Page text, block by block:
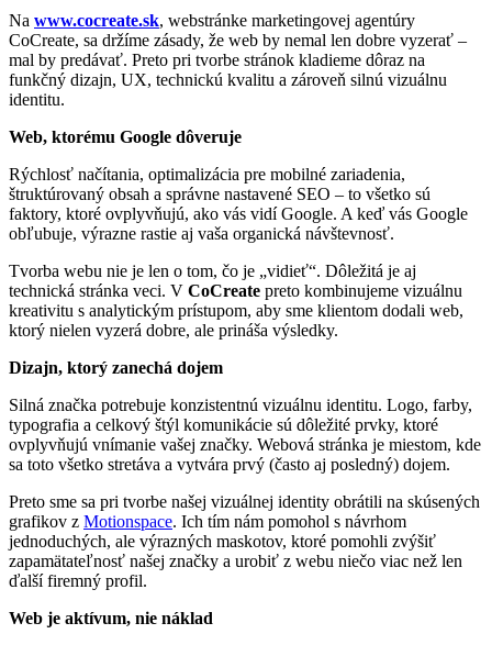
Na www.cocreate.sk, webstránke marketingovej agentúry
CoCreate, sa držíme zásady, že web by nemal len dobre vyzerať –
mal by predávať. Preto pri tvorbe stránok kladieme dôraz na
funkčný dizajn, UX, technickú kvalitu a zároveň silnú vizuálnu
identitu.
Web, ktorému Google dôveruje
Rýchlosť načítania, optimalizácia pre mobilné zariadenia,
štruktúrovaný obsah a správne nastavené SEO – to všetko sú
faktory, ktoré ovplyvňujú, ako vás vidí Google. A keď vás Google
obľubuje, výrazne rastie aj vaša organická návštevnosť.
Tvorba webu nie je len o tom, čo je „vidieť“. Dôležitá je aj
technická stránka veci. V CoCreate preto kombinujeme vizuálnu
kreativitu s analytickým prístupom, aby sme klientom dodali web,
ktorý nielen vyzerá dobre, ale prináša výsledky.
Dizajn, ktorý zanechá dojem
Silná značka potrebuje konzistentnú vizuálnu identitu. Logo, farby,
typografia a celkový štýl komunikácie sú dôležité prvky, ktoré
ovplyvňujú vnímanie vašej značky. Webová stránka je miestom, kde
sa toto všetko stretáva a vytvára prvý (často aj posledný) dojem.
Preto sme sa pri tvorbe našej vizuálnej identity obrátili na skúsených
grafikov z Motionspace. Ich tím nám pomohol s návrhom
jednoduchých, ale výrazných maskotov, ktoré pomohli zvýšiť
zapamätateľnosť našej značky a urobiť z webu niečo viac než len
ďalší firemný profil.
Web je aktívum, nie náklad